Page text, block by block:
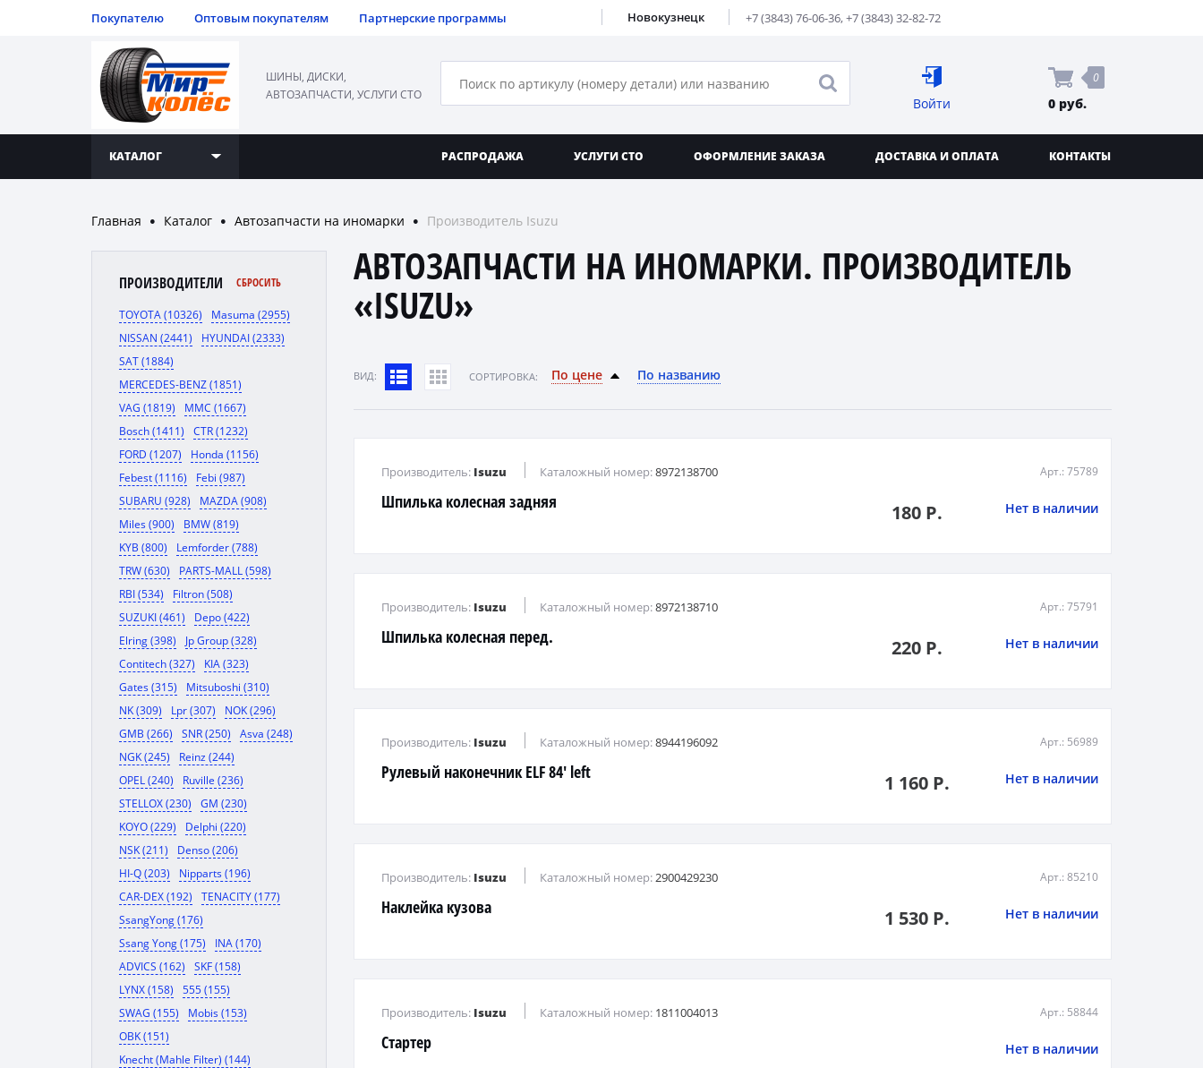
Покупателю Оптовым покупателям Партнерские программы Новокузнецк +7 (3843) 76-06-36,+7 (3843) 32-82-72
ШИНЫ, ДИСКИ,
АВТОЗАПЧАСТИ, УСЛУГИ СТО
Войти
0
0 руб.
КАТАЛОГ РАСПРОДАЖА УСЛУГИ СТО ОФОРМЛЕНИЕ ЗАКАЗА ДОСТАВКА И ОПЛАТА КОНТАКТЫ
Главная ● Каталог ● Автозапчасти на иномарки ● Производитель Isuzu
ПРОИЗВОДИТЕЛИ СБРОСИТЬ
TOYOTA (10326)
Masuma (2955)
NISSAN (2441)
HYUNDAI (2333)
SAT (1884)
MERCEDES-BENZ (1851)
VAG (1819)
MMC (1667)
Bosch (1411)
CTR (1232)
FORD (1207)
Honda (1156)
Febest (1116)
Febi (987)
SUBARU (928)
MAZDA (908)
Miles (900)
BMW (819)
KYB (800)
Lemforder (788)
TRW (630)
PARTS-MALL (598)
RBI (534)
Filtron (508)
SUZUKI (461)
Depo (422)
Elring (398)
Jp Group (328)
Contitech (327)
KIA (323)
Gates (315)
Mitsuboshi (310)
NK (309)
Lpr (307)
NOK (296)
GMB (266)
SNR (250)
Asva (248)
NGK (245)
Reinz (244)
OPEL (240)
Ruville (236)
STELLOX (230)
GM (230)
KOYO (229)
Delphi (220)
NSK (211)
Denso (206)
HI-Q (203)
Nipparts (196)
CAR-DEX (192)
TENACITY (177)
SsangYong (176)
Ssang Yong (175)
INA (170)
ADVICS (162)
SKF (158)
LYNX (158)
555 (155)
SWAG (155)
Mobis (153)
OBK (151)
Knecht (Mahle Filter) (144)
АВТОЗАПЧАСТИ НА ИНОМАРКИ. ПРОИЗВОДИТЕЛЬ
«ISUZU»
ВИД: CОРТИРОВКА: По цене По названию
Шпилька колесная задняя
Производитель: Isuzu Каталожный номер:8972138700 Арт.: 75789
180 Р. Нет в наличии
Шпилька колесная перед.
Производитель: Isuzu Каталожный номер:8972138710 Арт.: 75791
220 Р. Нет в наличии
Рулевый наконечник ELF 84' left
Производитель: Isuzu Каталожный номер:8944196092 Арт.: 56989
1 160 Р. Нет в наличии
Наклейка кузова
Производитель: Isuzu Каталожный номер:2900429230 Арт.: 85210
1 530 Р. Нет в наличии
Стартер
Производитель: Isuzu Каталожный номер: 1811004013 Арт.: 58844
Нет в наличии